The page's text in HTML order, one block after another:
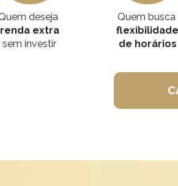
renda extra
sem investir
Quem busca
flexibilidade
de horários